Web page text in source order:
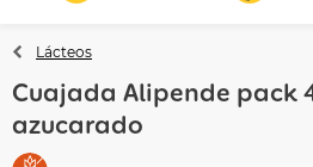
Lácteos
Cuajada Alipende pack
azucarado